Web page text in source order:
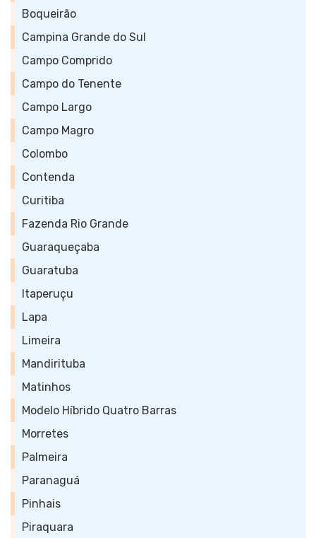
Boqueirão
Campina Grande do Sul
Campo Comprido
Campo do Tenente
Campo Largo
Campo Magro
Colombo
Contenda
Curitiba
Fazenda Rio Grande
Guaraqueçaba
Guaratuba
Itaperuçu
Lapa
Limeira
Mandirituba
Matinhos
Modelo Híbrido Quatro Barras
Morretes
Palmeira
Paranaguá
Pinhais
Piraquara